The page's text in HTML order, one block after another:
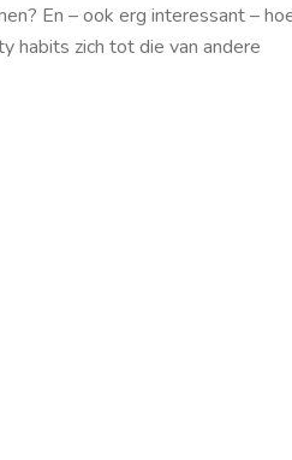
En – ook erg interessant –
habits zich tot die van andere